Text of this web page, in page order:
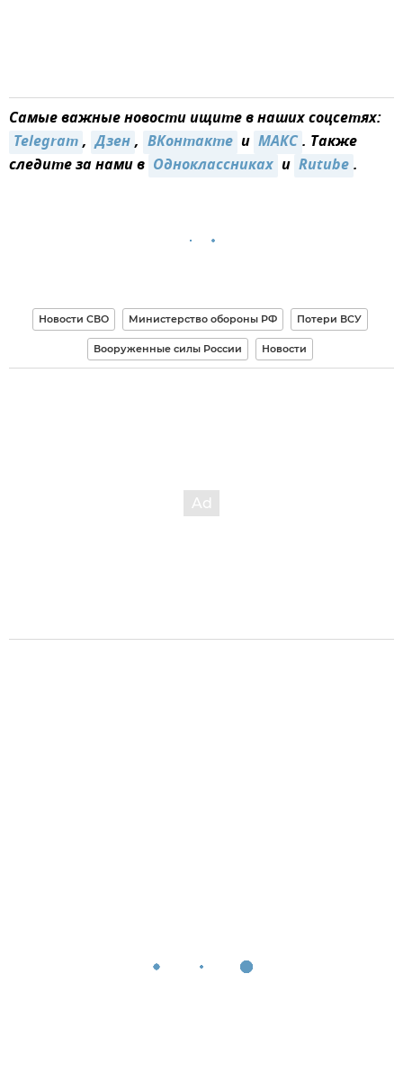
Самые важные новости ищите в наших соцсетях:
Telegram, Дзен, ВКонтакте и MAКС. Также
следите за нами в Одноклассниках и Rutube.
Новости СВО Министерство обороны РФ Потери ВСУ
Вооруженные силы России Новости